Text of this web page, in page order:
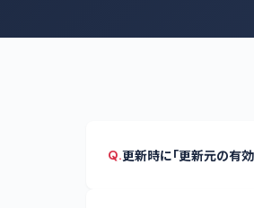
Q.更新時に「更新元の有効